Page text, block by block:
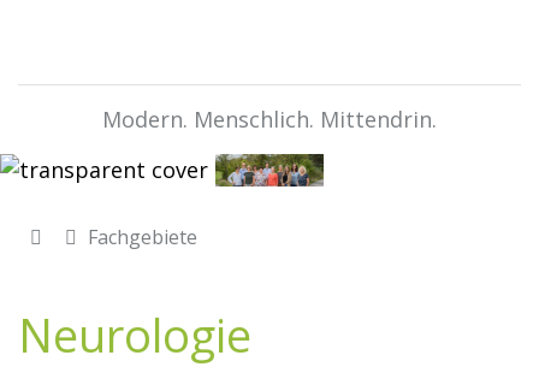
Modern. Menschlich. Mittendrin.
Fachgebiete
Neurologie